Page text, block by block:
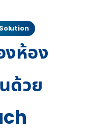
ห้อง
ด้วย